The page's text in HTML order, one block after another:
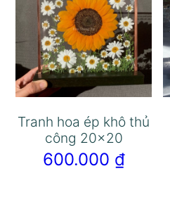
Tranh hoa ép khô thủ
công 20×20
600.000 ₫